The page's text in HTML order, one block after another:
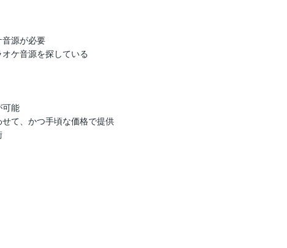
音源が必要
ケ音源を探している
可能
て、かつ手頃な価格で提供